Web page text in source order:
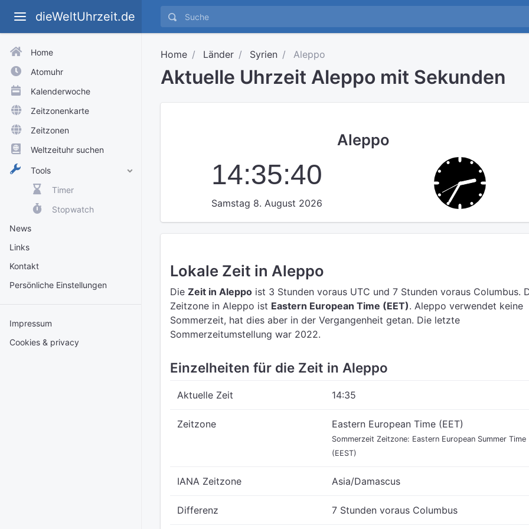
dieWeltUhrzeit.de
Home
Atomuhr
Kalenderwoche
Zeitzonenkarte
Zeitzonen
Weltzeituhr suchen
Tools
Timer
Stopwatch
News
Links
Kontakt
Persönliche Einstellungen
Impressum
Cookies & privacy
Home Länder Syrien Aleppo
Aktuelle Uhrzeit Aleppo mit Sekunden
Aleppo
14:35:40
Samstag 8. August 2026
Lokale Zeit in Aleppo
Die Zeit in Aleppo ist 3 Stunden voraus UTC und 7 Stunden voraus Columbus.
Zeitzone in Aleppo ist Eastern European Time (EET). Aleppo verwendet keine
Sommerzeit, hat dies aber in der Vergangenheit getan. Die letzte
Sommerzeitumstellung war 2022.
Einzelheiten für die Zeit in Aleppo
Aktuelle Zeit 14:35
Zeitzone Eastern European Time (EET)
Sommerzeit Zeitzone: Eastern European Summer Time
(EEST)
IANA Zeitzone Asia/Damascus
Differenz 7 Stunden voraus Columbus